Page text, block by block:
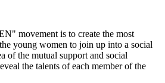
movement is to create the most
young women to join up into a social
of the mutual support and social
the talents of each member of the